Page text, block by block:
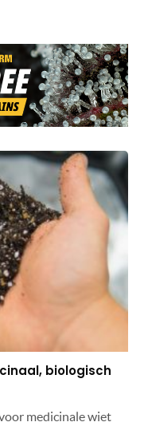
biologisch
medicinale wiet